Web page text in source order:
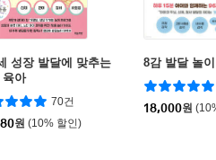
성장 발달에 맞추는
육아
70건
원 (10% 할인)
8감 발달 놀이
18,000원